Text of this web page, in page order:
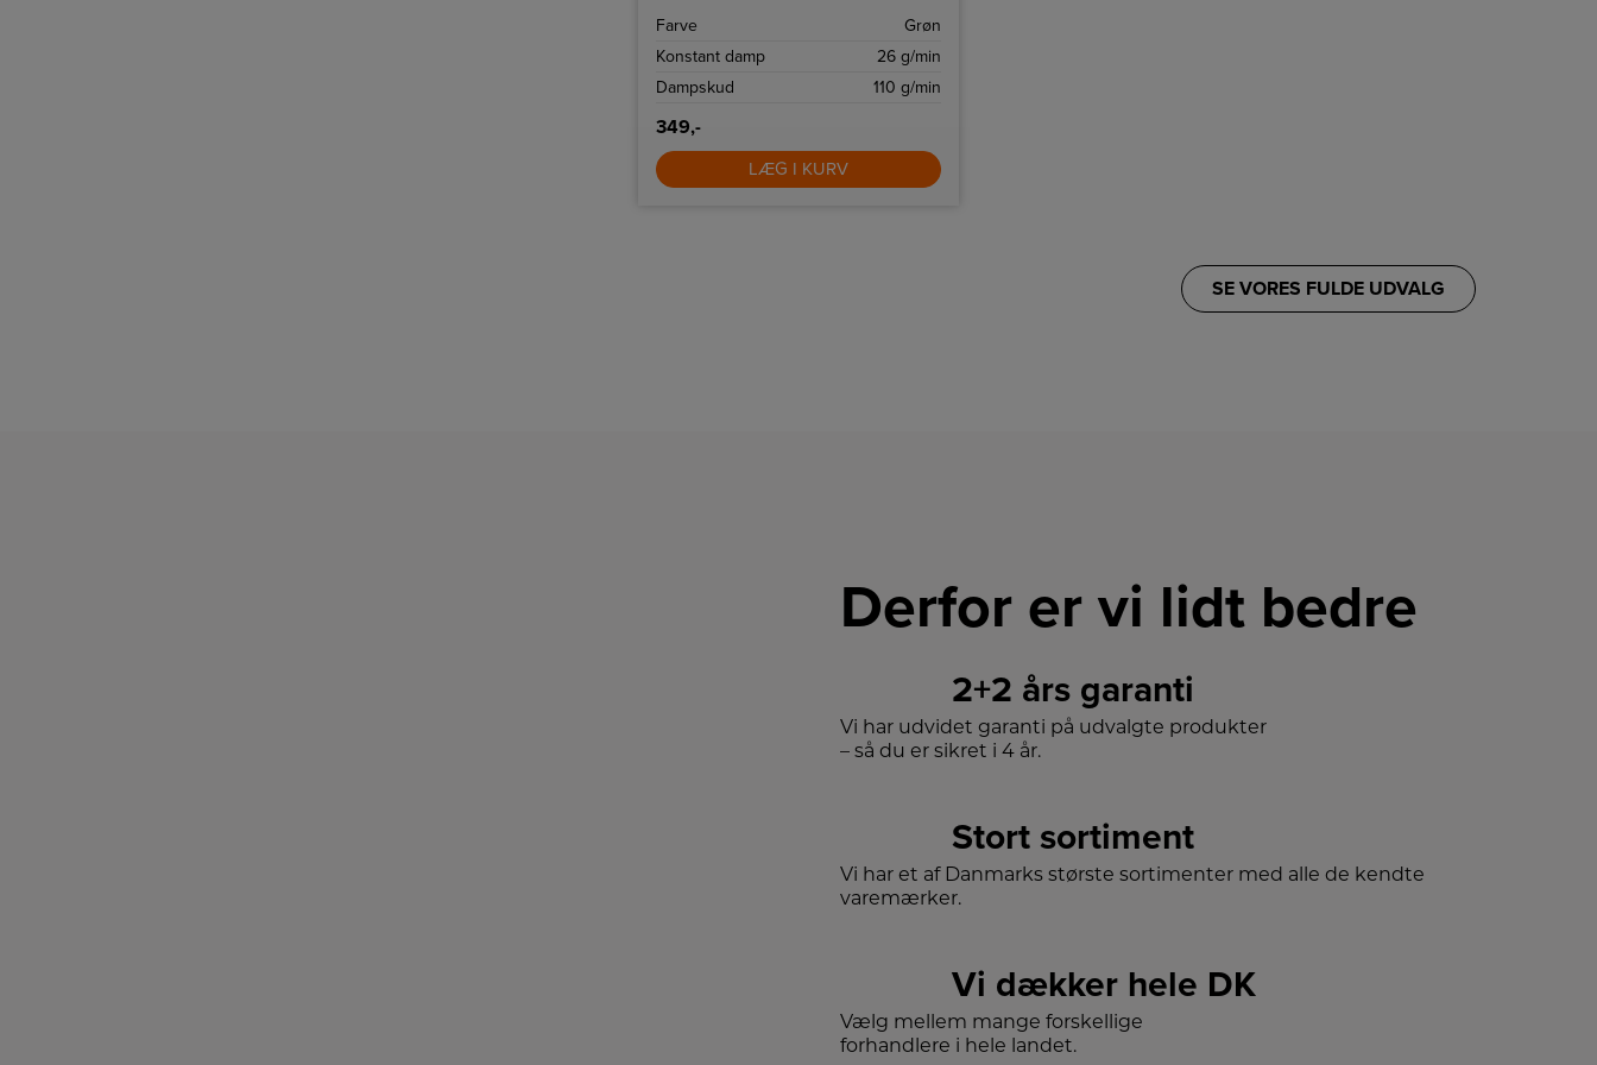
når temperaturen er for lav.
Farve
Grøn
Konstant damp
26 g/min
Dampskud
110 g/min
349,-
LÆG I KURV
SE VORES FULDE UDVALG
Derfor er vi lidt bedre
2+2 års garanti
Vi har udvidet garanti på udvalgte produkter
– så du er sikret i 4 år.
Stort sortiment
Vi har et af Danmarks største sortimenter med alle de kendte
varemærker.
Vi dækker hele DK
Vælg mellem mange forskellige
forhandlere i hele landet.